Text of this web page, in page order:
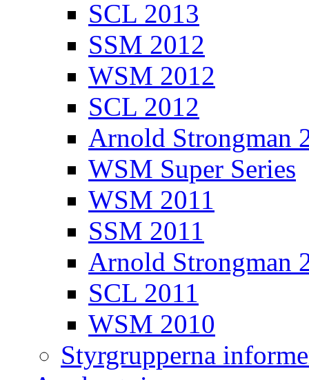
SCL 2013
SSM 2012
WSM 2012
SCL 2012
Arnold Strongman
WSM Super Series
WSM 2011
SSM 2011
Arnold Strongman
SCL 2011
WSM 2010
Styrgrupperna